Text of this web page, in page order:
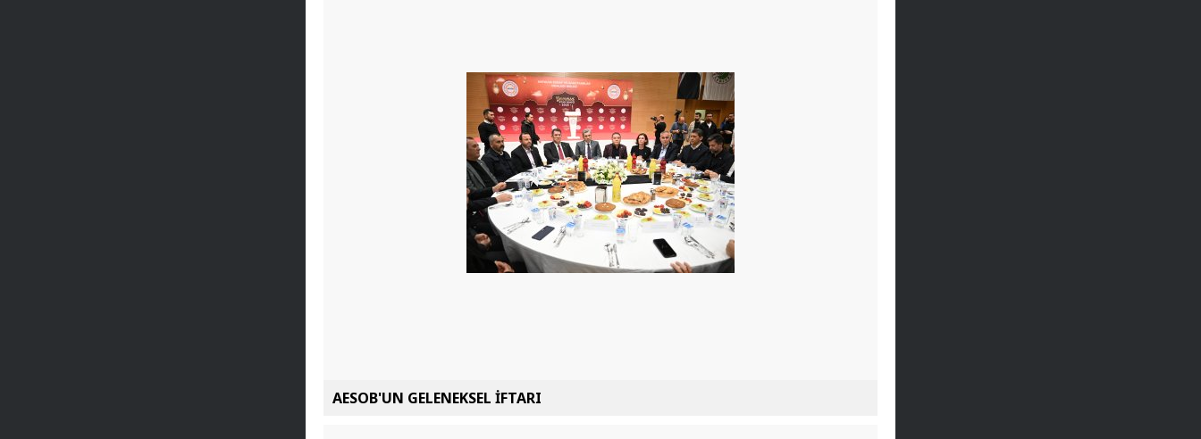
AESOB'UN GELENEKSEL İFTARI